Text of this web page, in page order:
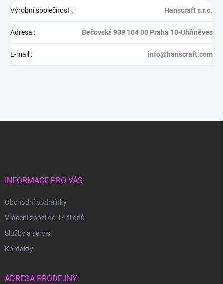
Výrobní společnost : Hanscraft s.r.o.
Adresa : Bečovská 939 104 00 Praha 10-Uhříněves
E-mail : info@hanscraft.com
INFORMACE PRO VÁS
Obchodní podmínky
Vrácení zboží do 14-ti dnů
Služby a servis
Kontakty
ADRESA PRODEJNY: